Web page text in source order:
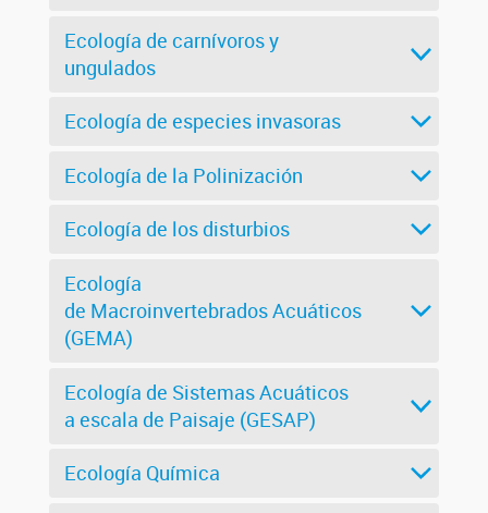
Ecología de carnívoros y
ungulados
Ecología de especies invasoras
Ecología de la Polinización
Ecología de los disturbios
Ecología
de Macroinvertebrados Acuáticos
(GEMA)
Ecología de Sistemas Acuáticos
a escala de Paisaje (GESAP)
Ecología Química